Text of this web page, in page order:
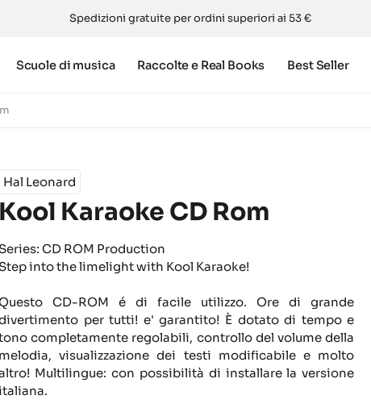
Spedizioni gratuite per ordini superiori ai 53 €
Scuole di musica Raccolte e Real Books Best Seller
Hal Leonard
Kool Karaoke CD Rom
Series: CD ROM Production
Step into the limelight with Kool Karaoke!
CD-ROM é di facile utilizzo. Ore di grande
per tutti! e' garantito! È dotato di tempo e
completamente regolabili, controllo del volume della
melodia, visualizzazione dei testi modificabile e molto
Multilingue: con possibilità di installare la versione